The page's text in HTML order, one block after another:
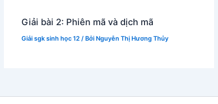
Giải bài 2: Phiên mã và dịch mã
Giải sgk sinh học 12 / Bởi Nguyễn Thị Hương Thủy